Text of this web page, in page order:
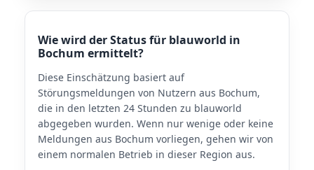
Wie wird der Status für blauworld in
Bochum ermittelt?
Diese Einschätzung basiert auf
Störungsmeldungen von Nutzern aus Bochum,
die in den letzten 24 Stunden zu blauworld
abgegeben wurden. Wenn nur wenige oder keine
Meldungen aus Bochum vorliegen, gehen wir von
einem normalen Betrieb in dieser Region aus.